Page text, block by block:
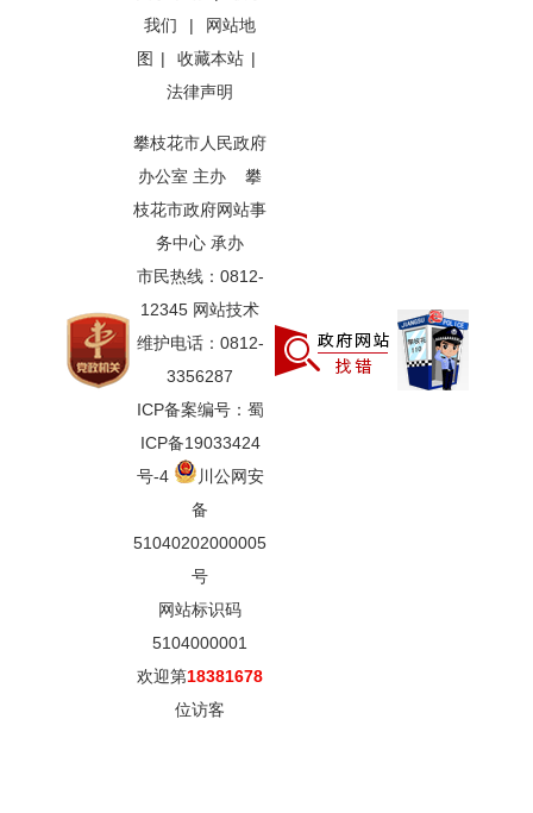
我们
|
网站地
图 | 收藏本站 |
法律声明
攀枝花市人民政府
办公室 主办 攀
枝花市政府网站事
务中心 承办
市民热线：0812-
12345 网站技术
维护电话：0812-
3356287
ICP备案编号：蜀
ICP备19033424
号-4
川公网安
备
51040202000005
号
网站标识码
5104000001
欢迎第18381678
位访客